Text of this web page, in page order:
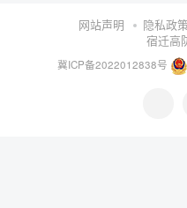
网站声明 隐私政策
宿迁高
冀ICP备2022012838号